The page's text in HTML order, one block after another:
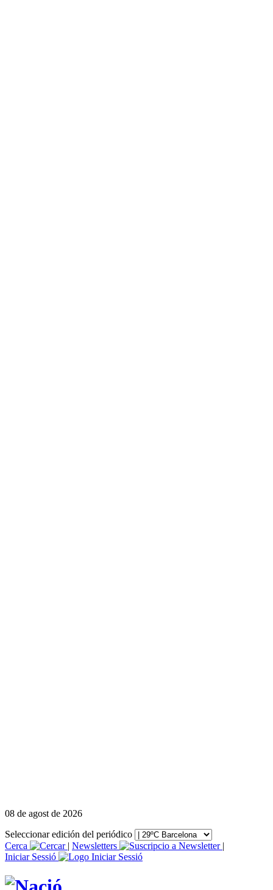
08 de agost de 2026
Seleccionar edición del periódico
Cerca
| Newsletters
|
Iniciar Sessió